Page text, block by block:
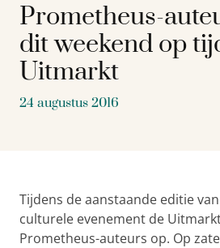
Prometheus-
dit weekend op
Uitmarkt
24 augustus 2016
Tijdens de aanstaande editie
culturele evenement de
Prometheus-auteurs op. Op